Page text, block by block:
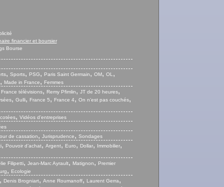
financier et boursier
Bourse
, Sports, PSG, Paris Saint Germain, OM, OL,
, Made in France, Femmes
France télévisions, Remy Pfimlin, JT de 20 heures,
, Gulli, France 5, France 4, On n’est pas couchés,
, Vidéos d’entreprises
de cassation, Jurisprudence, Sondages
, Pouvoir d’achat, Argent, Euro, Dollar, Immobilier,
Filipetti, Jean-Marc Ayrault, Matignon, Premier
, Ecologie
, Denis Brogniart, Anne Roumanoff, Laurent Gerra,